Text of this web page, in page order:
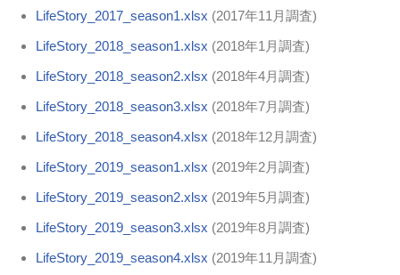
LifeStory_2017_season1.xlsx (2017年11月調査)
LifeStory_2018_season1.xlsx (2018年1月調査)
LifeStory_2018_season2.xlsx (2018年4月調査)
LifeStory_2018_season3.xlsx (2018年7月調査)
LifeStory_2018_season4.xlsx (2018年12月調査)
LifeStory_2019_season1.xlsx (2019年2月調査)
LifeStory_2019_season2.xlsx (2019年5月調査)
LifeStory_2019_season3.xlsx (2019年8月調査)
LifeStory_2019_season4.xlsx (2019年11月調査)